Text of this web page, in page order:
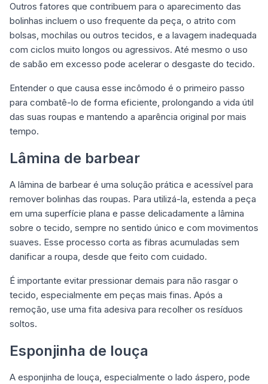
Outros fatores que contribuem para o aparecimento das
bolinhas incluem o uso frequente da peça, o atrito com
bolsas, mochilas ou outros tecidos, e a lavagem inadequada
com ciclos muito longos ou agressivos. Até mesmo o uso
de sabão em excesso pode acelerar o desgaste do tecido.
Entender o que causa esse incômodo é o primeiro passo
para combatê-lo de forma eficiente, prolongando a vida útil
das suas roupas e mantendo a aparência original por mais
tempo.
Lâmina de barbear
A lâmina de barbear é uma solução prática e acessível para
remover bolinhas das roupas. Para utilizá-la, estenda a peça
em uma superfície plana e passe delicadamente a lâmina
sobre o tecido, sempre no sentido único e com movimentos
suaves. Esse processo corta as fibras acumuladas sem
danificar a roupa, desde que feito com cuidado.
É importante evitar pressionar demais para não rasgar o
tecido, especialmente em peças mais finas. Após a
remoção, use uma fita adesiva para recolher os resíduos
soltos.
Esponjinha de louça
A esponjinha de louça, especialmente o lado áspero, pode